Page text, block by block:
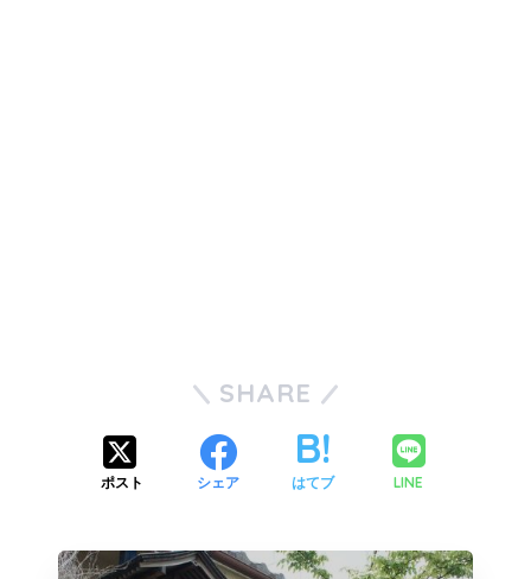
SHARE
ポスト シェア はてブ LINE